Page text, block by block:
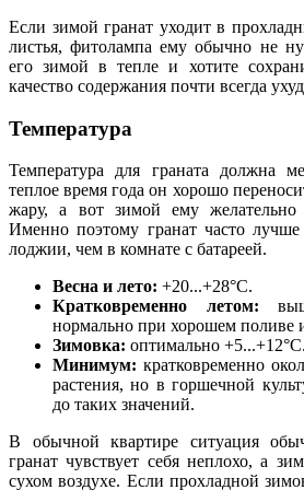
Если зимой гранат уходит в
листья, фитолампа ему обычно не
его зимой в тепле и хотите
качество содержания почти всегда
Температура
Температура для граната должна
теплое время года он хорошо
жару, а вот зимой ему желательно
Именно поэтому гранат часто
лоджии, чем в комнате с батареей.
Весна и лето: +20...+28°C.
Кратковременно летом:
нормально при хорошем поливе
Зимовка: оптимально +5...+12°C.
Минимум: кратковременно
растения, но в горшечной
до таких значений.
В обычной квартире ситуация
гранат чувствует себя неплохо, а
сухом воздухе. Если прохладной